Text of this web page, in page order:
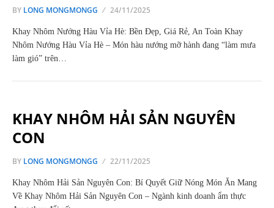
BY LONG MONGMONGG 24/11/2025
Khay Nhôm Nướng Hàu Vỉa Hè: Bền Đẹp, Giá Rẻ, An Toàn Khay
Nhôm Nướng Hàu Vỉa Hè – Món hàu nướng mỡ hành đang “làm mưa
làm gió” trên…
KHAY NHÔM HẢI SẢN NGUYÊN
CON
BY LONG MONGMONGG 22/11/2025
Khay Nhôm Hải Sản Nguyên Con: Bí Quyết Giữ Nóng Món Ăn Mang
Về Khay Nhôm Hải Sản Nguyên Con – Ngành kinh doanh ẩm thực